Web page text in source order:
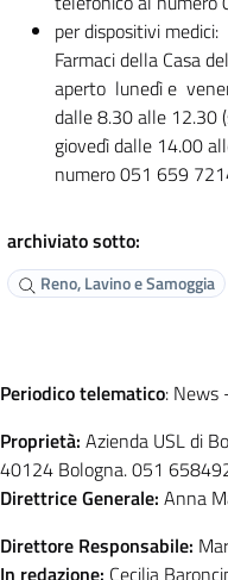
per dispositivi
Farmaci della Casa
aperto lunedì e
dalle 8.30 alle 12.30
giovedì dalle 14.00
numero 051 659
archiviato sotto:
Reno, Lavino e Samoggia
Periodico telematico: News
Proprietà: Azienda USL di
40124 Bologna. 051
Direttrice Generale: Anna
Direttore Responsabile: